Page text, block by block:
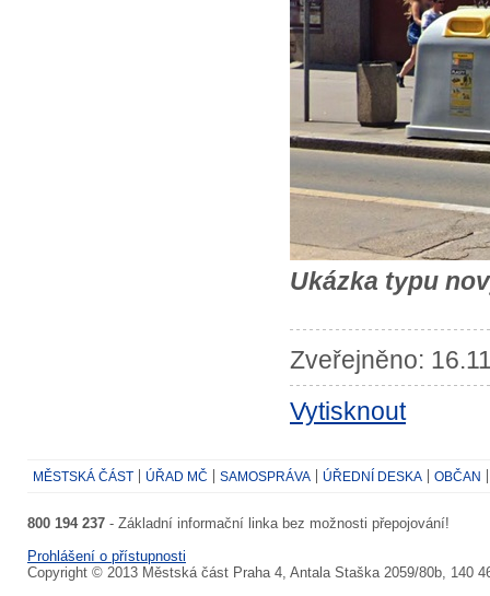
Ukázka typu
Zveřejněno:
Vytisknout
MĚSTSKÁ ČÁST ÚŘAD MČ SAMOSPRÁVA ÚŘEDNÍ DESKA OBČAN
800 194 237 - Základní informační linka bez možnosti přepojování!
Prohlášení o přístupnosti
Copyright © 2013 Městská část Praha 4, Antala Staška 2059/80b, 140